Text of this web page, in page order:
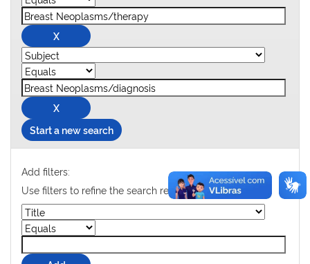
Start a new search
Add filters:
Use filters to refine the search results.